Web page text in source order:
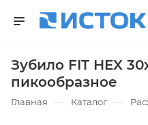
Зубило FIT HEX
пикообразное
Главная — Каталог —